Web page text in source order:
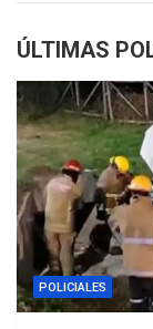
ÚLTIMAS
POLICIALES